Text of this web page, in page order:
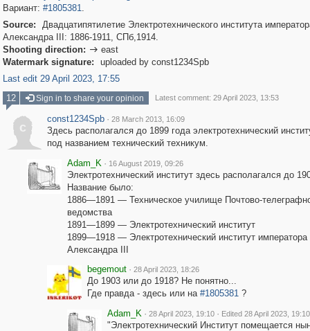
Вариант: #1805381.
Source:
Двадцатипятилетие Электротехнического института
Александра III: 1886-1911, СПб,1914.
Shooting direction:  east
Watermark signature:
uploaded by const1234Spb
Last edit 29 April 2023, 17:55
12
Sign in to share your opinion Latest comment: 29 April 2023, 13:53
c
const1234Spb · 28 March 2013, 16:09
Здесь располагался до 1899 года электротехнический
под названием технический техникум.
Adam_K · 16 August 2019, 09:26
Электротехнический институт здесь располагался до
Название было:
1886—1891 — Техническое училище Почтово-
ведомства
1891—1899 — Электротехнический институт
1899—1918 — Электротехнический институт императора
Александра III
begemout · 28 April 2023, 18:26
До 1903 или до 1918? Не понятно...
Где правда - здесь или на #1805381?
Adam_K · 28 April 2023, 19:10 · Edited 28 April 2023, 19:10
"Электротехнический Институт помещается